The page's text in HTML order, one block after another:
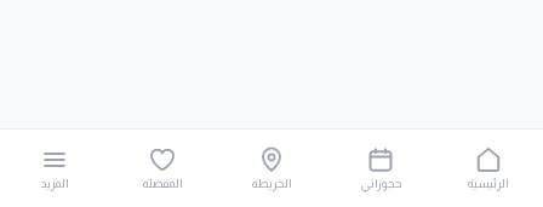
الرئيسية حجوزاتي الخريطة المفضلة المزيد